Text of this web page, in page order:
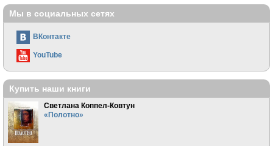
Мы в социальных сетях
ВКонтакте
YouTube
Купить наши книги
Светлана Коппел-Ковтун
«Полотно»